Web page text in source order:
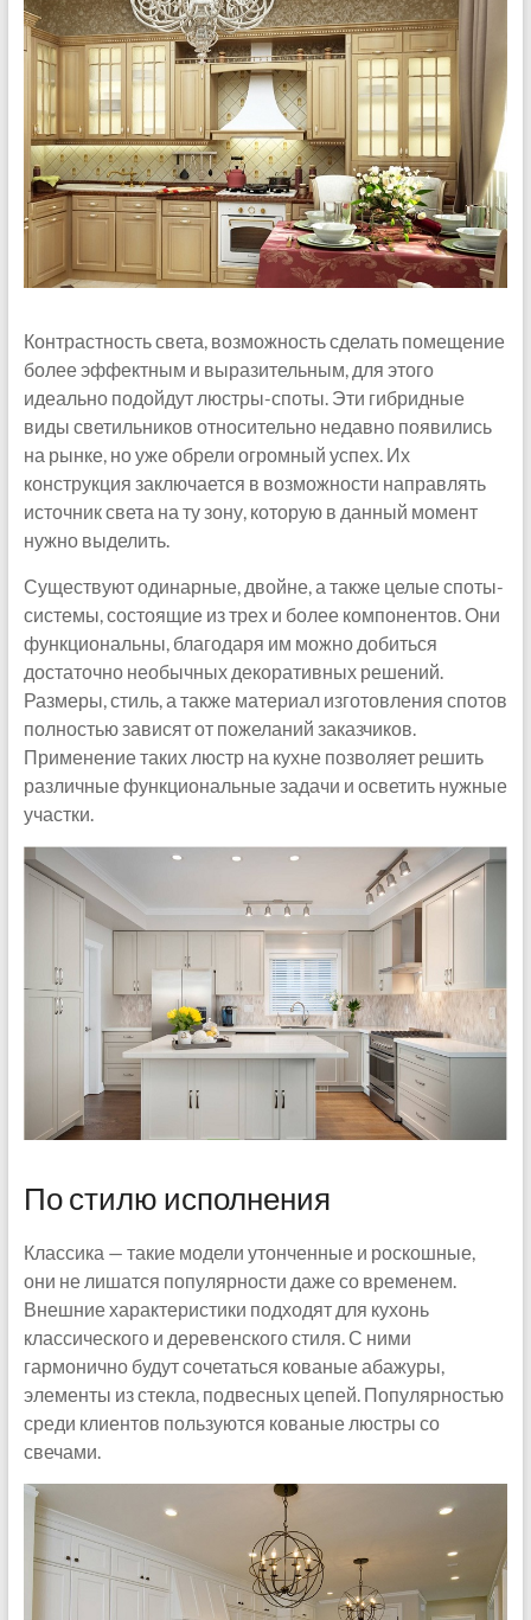
Контрастность света, возможность сделать помещение
более эффектным и выразительным, для этого
идеально подойдут люстры-споты. Эти гибридные
виды светильников относительно недавно появились
на рынке, но уже обрели огромный успех. Их
конструкция заключается в возможности направлять
источник света на ту зону, которую в данный момент
нужно выделить.
Существуют одинарные, двойне, а также целые споты-
системы, состоящие из трех и более компонентов. Они
функциональны, благодаря им можно добиться
достаточно необычных декоративных решений.
Размеры, стиль, а также материал изготовления спотов
полностью зависят от пожеланий заказчиков.
Применение таких люстр на кухне позволяет решить
различные функциональные задачи и осветить нужные
участки.
По стилю исполнения
Классика — такие модели утонченные и роскошные,
они не лишатся популярности даже со временем.
Внешние характеристики подходят для кухонь
классического и деревенского стиля. С ними
гармонично будут сочетаться кованые абажуры,
элементы из стекла, подвесных цепей. Популярностью
среди клиентов пользуются кованые люстры со
свечами.